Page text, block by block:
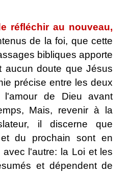
réfléchir au nouveau,
de la foi, que cette
bibliques apporte
aucun doute que Jésus
précise entre les deux
l'amour de Dieu avant
Mais, revenir à la
il discerne que
du prochain sont en
avec l'autre: la Loi et les
et dépendent de